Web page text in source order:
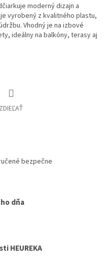
moderný dizajn a
vyrobený z kvalitného plastu,
Vhodný je na izbové
ideálny na balkóny, terasy aj
ZDIEĽAŤ
bezpečne
dňa
HEUREKA